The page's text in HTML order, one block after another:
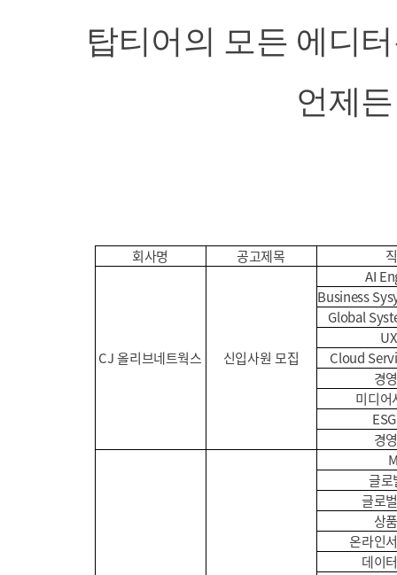
탑티어의 모든 에디
언제
회사명 공고제목
CJ 올리브네트웍스 신입사원 모집
AI
Business
Global
Cloud
경
미디어
경
글로
글로
상
온라인
데이